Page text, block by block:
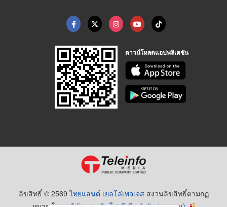
ดาวน์โหลดแอปพลิเคชัน
ลิขสิทธิ์ © 2569ไทยแลนด์ เยลโล่เพจเจส สงวนลิขสิทธิ์ตามกฏ